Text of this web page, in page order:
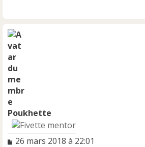
Poukhette
M
26 mars 2018 à 22:01